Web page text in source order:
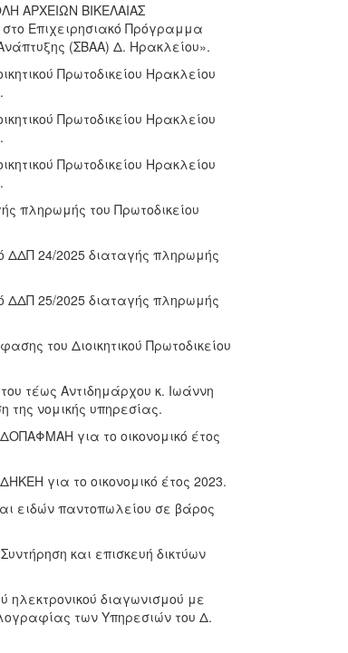
ΑΡΧΕΙΩΝ ΒΙΚΕΛΑΙΑΣ
Επιχειρησιακό Πρόγραμμα
(ΣΒΑΑ) Δ. Ηρακλείου».
Πρωτοδικείου Ηρακλείου
Πρωτοδικείου Ηρακλείου
Πρωτοδικείου Ηρακλείου
πληρωμής του Πρωτοδικείου
ΔΔΠ 24/2025 διαταγής πληρωμής
ΔΔΠ 25/2025 διαταγής πληρωμής
του Διοικητικού Πρωτοδικείου
τέως Αντιδημάρχου κ. Ιωάννη
της νομικής υπηρεσίας.
για το οικονομικό έτος
για το οικονομικό έτος 2023.
ειδών παντοπωλείου σε βάρος
και επισκευή δικτύων
ηλεκτρονικού διαγωνισμού με
των Υπηρεσιών του Δ.